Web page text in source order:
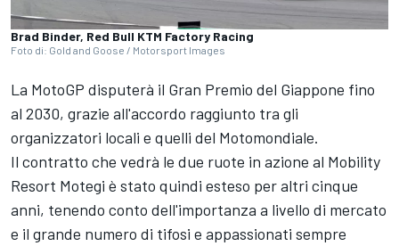
Brad Binder, Red Bull KTM Factory Racing
Foto di: Gold and Goose / Motorsport Images
La MotoGP disputerà il Gran Premio del Giappone fino
al 2030, grazie all'accordo raggiunto tra gli
organizzatori locali e quelli del Motomondiale.
Il contratto che vedrà le due ruote in azione al Mobility
Resort Motegi è stato quindi esteso per altri cinque
anni, tenendo conto dell'importanza a livello di mercato
e il grande numero di tifosi e appassionati sempre